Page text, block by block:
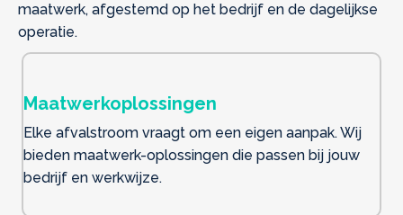
maatwerk, afgestemd op het bedrijf en de dagelijkse
operatie.
Maatwerkoplossingen
Elke afvalstroom vraagt om een eigen aanpak. Wij
bieden maatwerk-oplossingen die passen bij jouw
bedrijf en werkwijze.